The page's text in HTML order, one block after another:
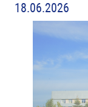
18.06.2026